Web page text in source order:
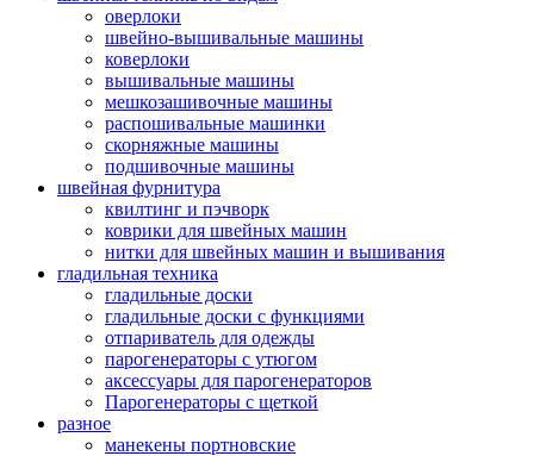
оверлоки
швейно-вышивальные машины
коверлоки
вышивальные машины
мешкозашивочные машины
распошивальные машинки
скорняжные машины
подшивочные машины
швейная фурнитура
квилтинг и пэчворк
коврики для швейных машин
нитки для швейных машин и вышивания
гладильная техника
гладильные доски
гладильные доски с функциями
отпариватель для одежды
парогенераторы с утюгом
аксессуары для парогенераторов
Парогенераторы с щеткой
разное
манекены портновские